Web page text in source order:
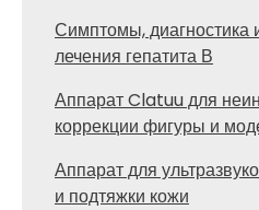
Симптомы, диагностика
лечения гепатита В
Аппарат Clatuu для
коррекции фигуры и
Аппарат для
и подтяжки кожи